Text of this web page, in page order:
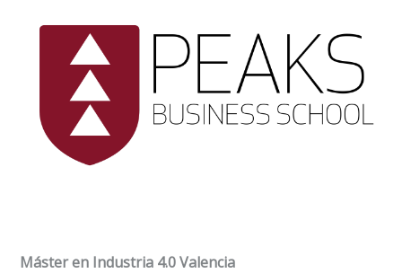
Máster en Industria 4.0 Valencia